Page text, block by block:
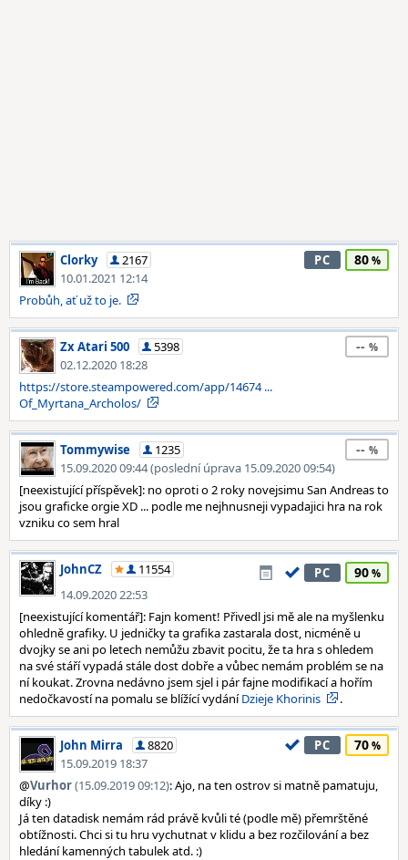
Clorky
2167
10.01.2021 12:14
PC 80
Probůh, ať už to je.
Zx Atari 500
5398
02.12.2020 18:28
--
https://store.steampowered.com/app/14674 ...
Of_Myrtana_Archolos/
Tommywise
1235
15.09.2020 09:44 (poslední úprava 15.09.2020 09:54)
--
[neexistující příspěvek]: no oproti o 2 roky novejsimu San Andreas to
jsou graficke orgie XD ... podle me nejhnusneji vypadajici hra na rok
vzniku co sem hral
JohnCZ
11554
14.09.2020 22:53
PC 90
[neexistující komentář]: Fajn koment! Přivedl jsi mě ale na myšlenku
ohledně grafiky. U jedničky ta grafika zastarala dost, nicméně u
dvojky se ani po letech nemůžu zbavit pocitu, že ta hra s ohledem
na své stáří vypadá stále dost dobře a vůbec nemám problém se na
ní koukat. Zrovna nedávno jsem sjel i pár fajne modifikací a hořím
nedočkavostí na pomalu se blížící vydáníDzieje Khorinis .
John Mirra
8820
15.09.2019 18:37
PC 70
@Vurhor(15.09.2019 09:12): Ajo, na ten ostrov si matně pamatuju,
díky :)
Já ten datadisk nemám rád právě kvůli té (podle mě) přemrštěné
obtížnosti. Chci si tu hru vychutnat v klidu a bez rozčilování a bez
hledání kamenných tabulek atd. :)